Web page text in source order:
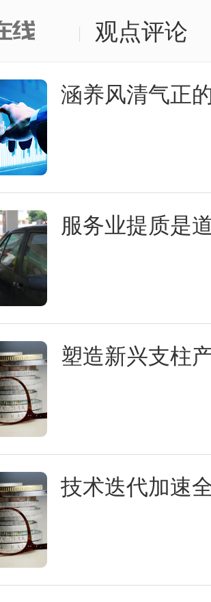
| 观点评论
涵养风清气正
服务业提质是
塑造新兴支柱
技术迭代加速